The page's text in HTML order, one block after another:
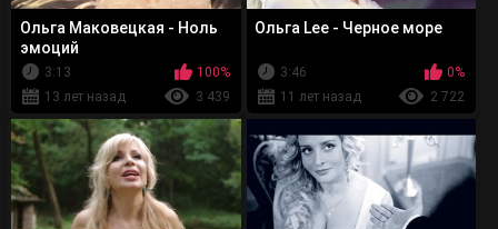
Ольга Маковецкая - Ноль
эмоций
3:13
100%
13 лет назад
3 439
Ольга Lee - Черное море
3:46
0%
11 лет назад
2 722